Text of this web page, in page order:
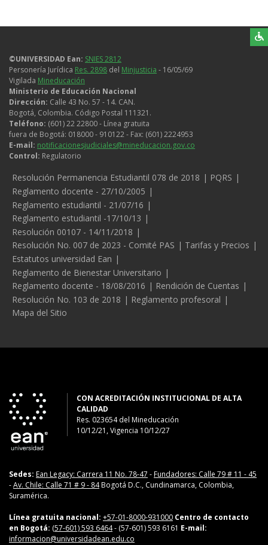
©UNIVERSIDAD Ean: SNIES 2812
Personería Jurídica Res. 2898 del Minjusticia - 16/05/69
Vigilada Mineducación
Ministerio de Educación Nacional
Dirección: Calle 43 No. 57 - 14. CAN.
Bogotá, Colombia. Código Postal 111321.
Teléfono: (601) 22 22800 - Línea gratuita
fuera de Bogotá: 018000 - 910122 - Fax: (601) 2224953
E-mail: notificacionesjudiciales@mineducacion.gov.co
Control: Regulatorio
Legales
Resolución Permanencia Estudiantil 078 de 2018
PQRS
Reglamento docente - 27/10/2005
Reglamento estudiantil - 21/07/16
Reglamento estudiantil -17/10/13
Resolución 00107 - 14/11/2018
Resolución No. 007 de 2023 - Comité PAS
Tarifas y Precios
Estatutos universidad Ean
Reglamento de Bienestar Universitario
Reglamento docente - 18/08/2016
Rendición de Cuentas
Resolución No. 103 de 2018
Reglamento profesoral
Mapa del Sitio
CON ACREDITACIÓN INSTITUCIONAL DE ALTA
CALIDAD
Res. 023654del Mineducación
10/12/21, Vigencia 10/12/27
Sedes: Ean Legacy: Carrera 11 No. 78-47 -Fundadores: Calle 79 # 11 - 45
-Av. Chile: Calle 71 # 9 - 84Bogotá D.C., Cundinamarca, Colombia,
Suramérica.
Línea gratuita nacional: +57-01-8000-931000 Centro de contacto
en Bogotá: (57-601) 593 6464- (57-601) 593 6161 E-mail:
informacion@universidadean.edu.co